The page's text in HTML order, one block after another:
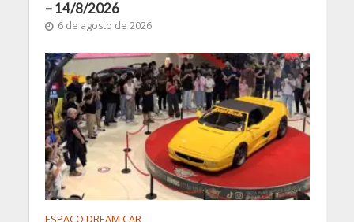
– 14/8/2026
6 de agosto de 2026